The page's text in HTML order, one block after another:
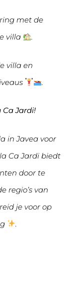
met de
villa
.
villa en
.
Ca Jardi!
in Javea voor
Ca Jardi biedt
door te
regio’s van
je voor op
.